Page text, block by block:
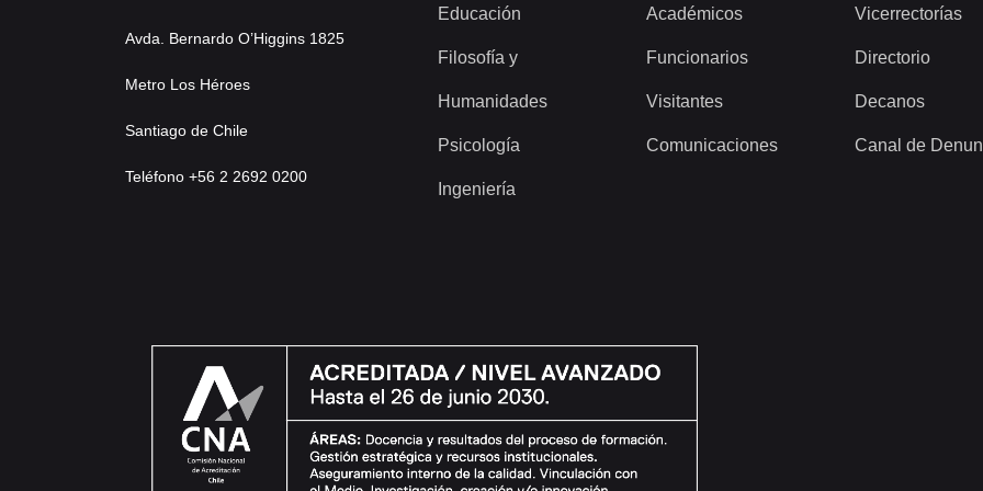
Avda. Bernardo O’Higgins 1825
Metro Los Héroes
Santiago de Chile
Teléfono +56 2 2692 0200
Educación
Filosofía y
Humanidades
Psicología
Ingeniería
Académicos
Funcionarios
Visitantes
Comunicaciones
Vicerrectorías
Directorio
Decanos
Canal de